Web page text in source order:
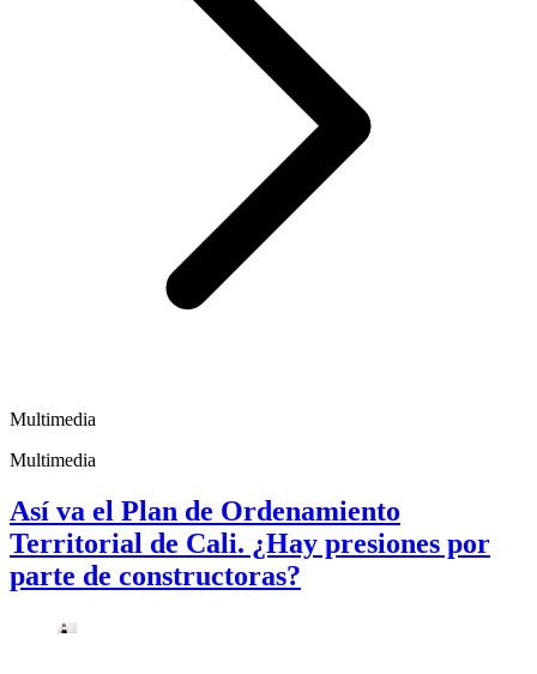
Multimedia
Multimedia
Así va el Plan de Ordenamiento
Territorial de Cali. ¿Hay presiones por
parte de constructoras?